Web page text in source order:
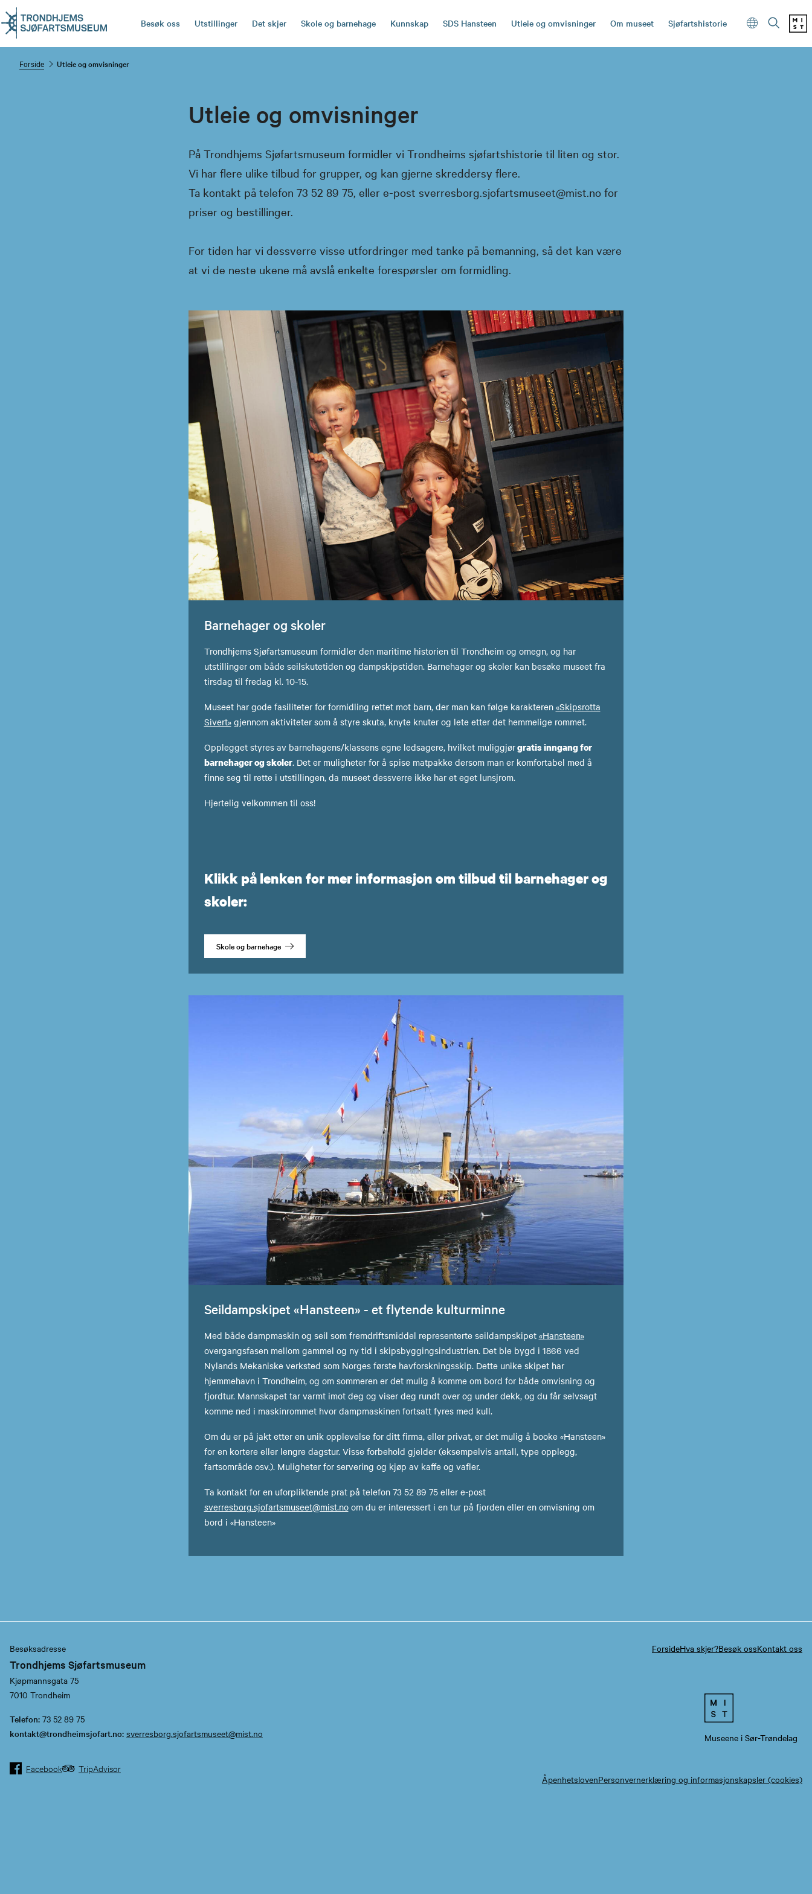
Besøk oss Utstillinger Det skjer Skole og barnehage Kunnskap SDS Hansteen Utleie og omvisninger Om museet Sjøfartshistorie
Forside Utleie og omvisninger
Utleie og omvisninger
På Trondhjems Sjøfartsmuseum formidler vi Trondheims sjøfartshistorie til liten og stor.
Vi har flere ulike tilbud for grupper, og kan gjerne skreddersy flere.
Ta kontakt på telefon 73 52 89 75, eller e-post sverresborg.sjofartsmuseet@mist.no for
priser og bestillinger.
For tiden har vi dessverre visse utfordringer med tanke på bemanning, så det kan være
at vi de neste ukene må avslå enkelte forespørsler om formidling.
Barnehager og skoler
Trondhjems Sjøfartsmuseum formidler den maritime historien til Trondheim og omegn, og har
utstillinger om både seilskutetiden og dampskipstiden. Barnehager og skoler kan besøke museet fra
tirsdag til fredag kl. 10-15.
Museet har gode fasiliteter for formidling rettet mot barn, der man kan følge karakteren «Skipsrotta
Sivert»gjennom aktiviteter som å styre skuta, knyte knuter og lete etter det hemmelige rommet.
Opplegget styres av barnehagens/klassens egne ledsagere, hvilket muliggjørgratis inngang for
barnehager og skoler. Det er muligheter for å spise matpakke dersom man er komfortabel med å
finne seg til rette i utstillingen, da museet dessverre ikke har et eget lunsjrom.
Hjertelig velkommen til oss!
Klikk på lenken for mer informasjon om tilbud til barnehager og
skoler:
Skole og barnehage
Seildampskipet «Hansteen» - et flytende kulturminne
Med både dampmaskin og seil som fremdriftsmiddel representerte seildampskipet «Hansteen»
overgangsfasen mellom gammel og ny tid i skipsbyggingsindustrien. Det ble bygd i 1866 ved
Nylands Mekaniske verksted som Norges første havforskningsskip. Dette unike skipet har
hjemmehavn i Trondheim, og om sommeren er det mulig å komme om bord for både omvisning og
fjordtur. Mannskapet tar varmt imot deg og viser deg rundt over og under dekk, og du får selvsagt
komme ned i maskinrommet hvor dampmaskinen fortsatt fyres med kull.
Om du er på jakt etter en unik opplevelse for ditt firma, eller privat, er det mulig å booke «Hansteen»
for en kortere eller lengre dagstur. Visse forbehold gjelder (eksempelvis antall, type opplegg,
fartsområde osv.). Muligheter for servering og kjøp av kaffe og vafler.
Ta kontakt for en uforpliktende prat på telefon 73 52 89 75 eller e-post
sverresborg.sjofartsmuseet@mist.noom du er interessert i en tur på fjorden eller en omvisning om
bord i «Hansteen»
ForsideHva skjer?Besøk ossKontakt oss
Besøksadresse
Trondhjems Sjøfartsmuseum
Kjøpmannsgata 75
7010 Trondheim
Telefon: 73 52 89 75
kontakt@trondheimsjofart.no: sverresborg.sjofartsmuseet@mist.no
ÅpenhetslovenPersonvernerklæring og informasjonskapsler (cookies)
Facebook TripAdvisor
Museene i Sør-Trøndelag